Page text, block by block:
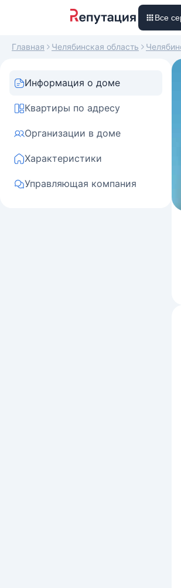
Все
Главная Челябинская область
Информация о доме
Квартиры по адресу
Организации в доме
Характеристики
Управляющая компания